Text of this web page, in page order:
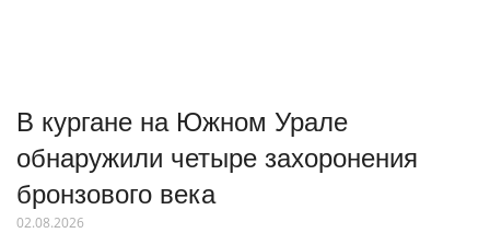
В кургане на Южном Урале
обнаружили четыре захоронения
бронзового века
02.08.2026